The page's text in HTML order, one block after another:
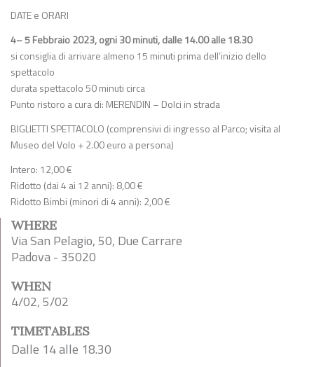
DATE e ORARI
4– 5 Febbraio 2023, ogni 30 minuti, dalle 14.00 alle 18.30
si consiglia di arrivare almeno 15 minuti prima dell’inizio dello
spettacolo
durata spettacolo 50 minuti circa
Punto ristoro a cura di: MERENDIN – Dolci in strada
BIGLIETTI SPETTACOLO (comprensivi di ingresso al Parco; visita al
Museo del Volo + 2.00 euro a persona)
Intero: 12,00 €
Ridotto (dai 4 ai 12 anni): 8,00 €
Ridotto Bimbi (minori di 4 anni): 2,00 €
WHERE
Via San Pelagio, 50, Due Carrare
Padova - 35020
WHEN
4/02, 5/02
TIMETABLES
Dalle 14 alle 18.30